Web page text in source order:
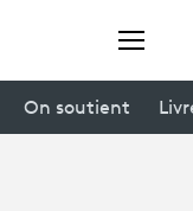
On soutient